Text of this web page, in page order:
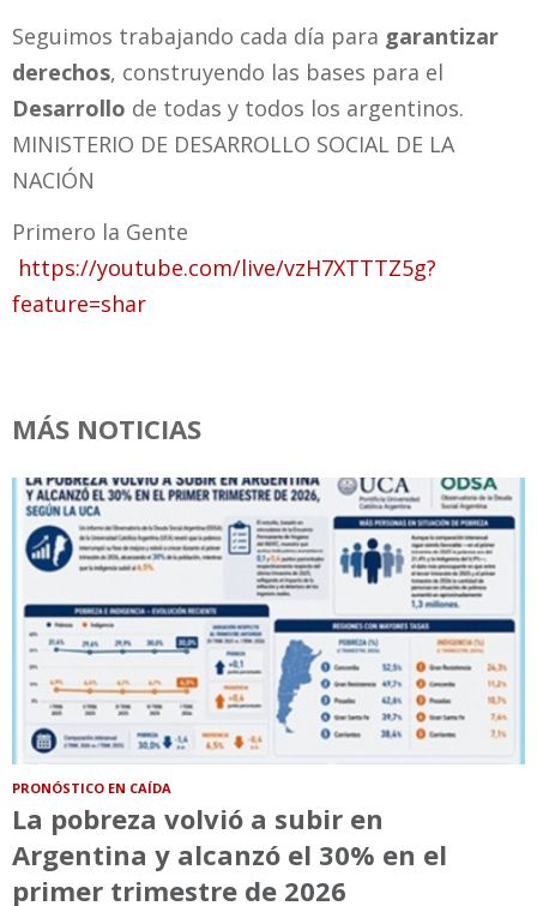
Seguimos trabajando cada día para garantizar
derechos, construyendo las bases para el
Desarrollo de todas y todos los argentinos.
MINISTERIO DE DESARROLLO SOCIAL DE LA
NACIÓN
Primero la Gente
https://youtube.com/live/vzH7XTTTZ5g?
feature=shar
MÁS NOTICIAS
PRONÓSTICO EN CAÍDA
La pobreza volvió a subir en
Argentina y alcanzó el 30% en el
primer trimestre de 2026